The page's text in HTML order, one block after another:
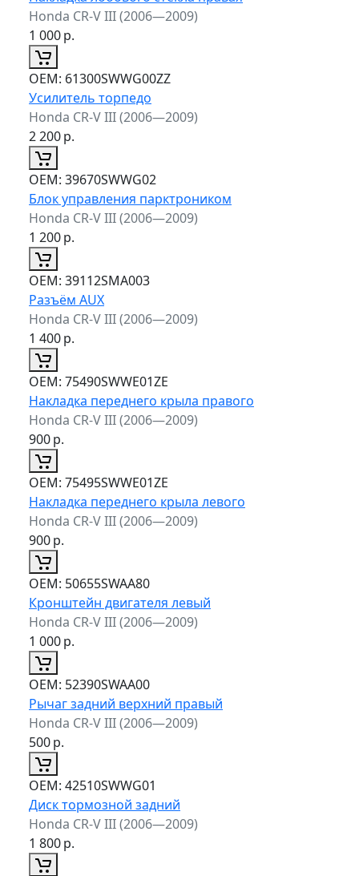
Honda CR-V III (2006—2009)
1 000р.
ОЕМ: 61300SWWG00ZZ
Усилитель торпедо
Honda CR-V III (2006—2009)
2 200р.
ОЕМ: 39670SWWG02
Блок управления парктроником
Honda CR-V III (2006—2009)
1 200р.
ОЕМ: 39112SMA003
Разъём AUX
Honda CR-V III (2006—2009)
1 400р.
ОЕМ: 75490SWWE01ZE
Накладка переднего крыла правого
Honda CR-V III (2006—2009)
900р.
ОЕМ: 75495SWWE01ZE
Накладка переднего крыла левого
Honda CR-V III (2006—2009)
900р.
ОЕМ: 50655SWAA80
Кронштейн двигателя левый
Honda CR-V III (2006—2009)
1 000р.
ОЕМ: 52390SWAA00
Рычаг задний верхний правый
Honda CR-V III (2006—2009)
500р.
ОЕМ: 42510SWWG01
Диск тормозной задний
Honda CR-V III (2006—2009)
1 800р.